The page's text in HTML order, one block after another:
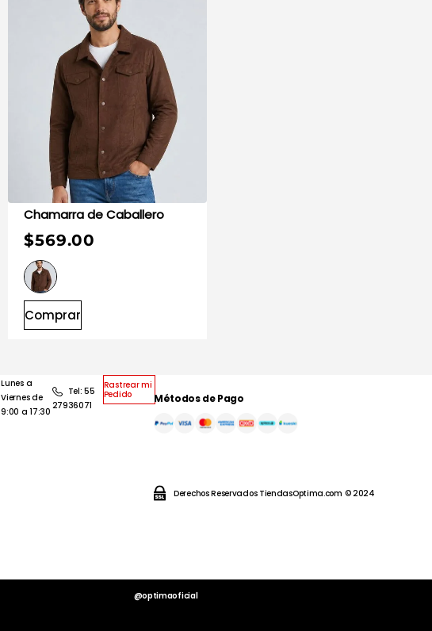
Chamarra de Caballero
$569.00
Comprar
Lunes a
Viernes de
9:00 a 17:30
Tel: 55
27936071
Rastrear mi
Pedido
Métodos de Pago
Derechos Reservados TiendasOptima.com © 2024
@optimaoficial